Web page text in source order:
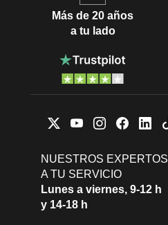
Más de 20 años
a tu lado
NUESTROS EXPERTOS
A TU SERVICIO
Lunes a viernes, 9-12 h
y 14-18 h